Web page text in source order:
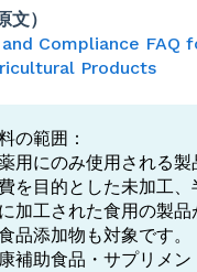
文）
Compliance FAQ
Products
の範囲：
用にのみ使用される製
を目的とした未加工、
加工された食用の製品
品添加物も対象です。
補助食品・サプリメ